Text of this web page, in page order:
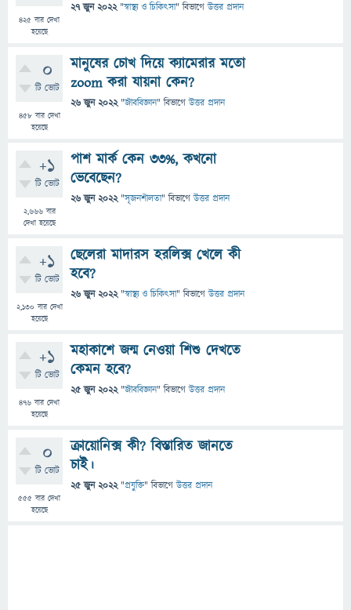
425 বার দেখা
হয়েছে
27 জুন 2022 "স্বাস্থ্য ও চিকিৎসা" বিভাগে উত্তর প্রদান
0
টি ভোট
458বার দেখা
হয়েছে
মানুষের চোখ দিয়ে ক্যামেরার মতো
zoom করা যায়না কেন?
26 জুন 2022 "জীববিজ্ঞান" বিভাগে উত্তর প্রদান
+1
টি ভোট
2,666বার
দেখা হয়েছে
পাশ মার্ক কেন ৩৩%, কখনো
ভেবেছেন?
26 জুন 2022 "সৃজনশীলতা" বিভাগে উত্তর প্রদান
+1
টি ভোট
2,130 বার দেখা
হয়েছে
ছেলেরা মাদারস হরলিক্স খেলে কী
হবে?
26 জুন 2022 "স্বাস্থ্য ও চিকিৎসা" বিভাগে উত্তর প্রদান
+1
টি ভোট
476 বার দেখা
হয়েছে
মহাকাশে জন্ম নেওয়া শিশু দেখতে
কেমন হবে?
25 জুন 2022 "জীববিজ্ঞান" বিভাগে উত্তর প্রদান
0
টি ভোট
555 বার দেখা
হয়েছে
ক্রায়োনিক্স কী? বিস্তারিত জানতে
চাই।
25 জুন 2022 "প্রযুক্তি" বিভাগে উত্তর প্রদান